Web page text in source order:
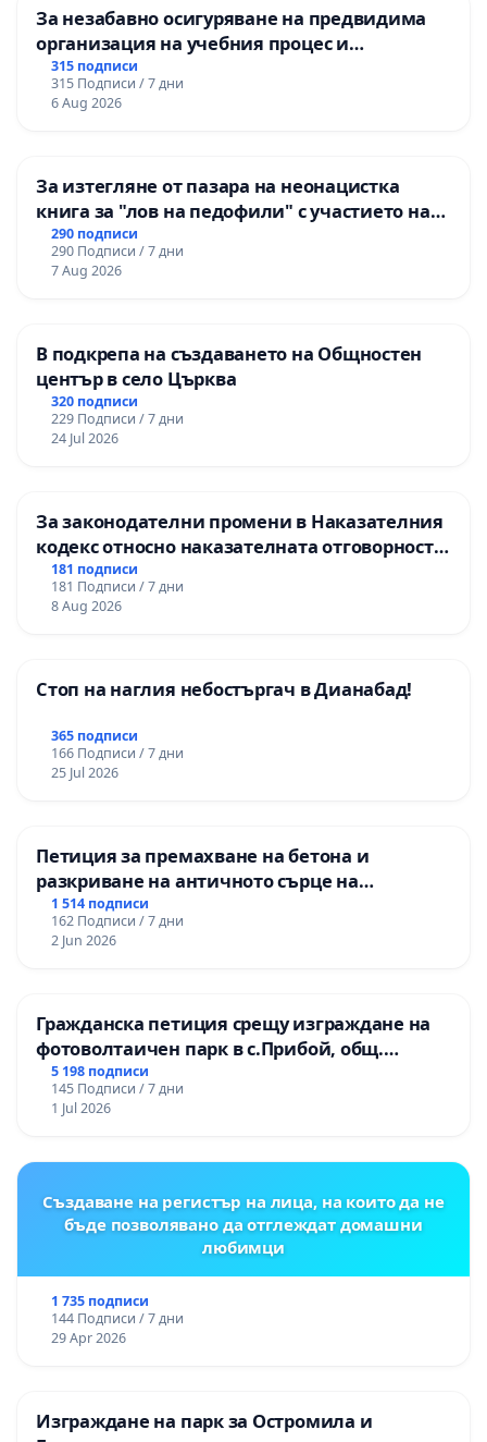
За незабавно осигуряване на предвидима
организация на учебния процес и
гарантиране на правото на равнопоставено
и качествено образование на учениците от
ОУ „Княз Александър I“ и Хуманитарна
315 подписи
315 Подписи / 7 дни
6 Aug 2026
За изтегляне от пазара на неонацистка
книга за "лов на педофили" с участието на
деца
290 подписи
290 Подписи / 7 дни
7 Aug 2026
В подкрепа на създаването на Общностен
център в село Църква
320 подписи
229 Подписи / 7 дни
24 Jul 2026
За законодателни промени в Наказателния
кодекс относно наказателната отговорност
на непълнолетните при особено тежки
умишлени престъпления
181 подписи
181 Подписи / 7 дни
8 Aug 2026
Стоп на наглия небостъргач в Дианабад!
365 подписи
166 Подписи / 7 дни
25 Jul 2026
Петиция за премахване на бетона и
разкриване на античното сърце на
Могиланската могила във Враца
1 514 подписи
162 Подписи / 7 дни
2 Jun 2026
Гражданска петиция срещу изграждане на
фотоволтаичен парк в с.Прибой, общ.
Радомир
5 198 подписи
145 Подписи / 7 дни
1 Jul 2026
Създаване на регистър на лица, на които да не
бъде позволявано да отглеждат домашни
любимци
1 735 подписи
144 Подписи / 7 дни
29 Apr 2026
Изграждане на парк за Остромила и